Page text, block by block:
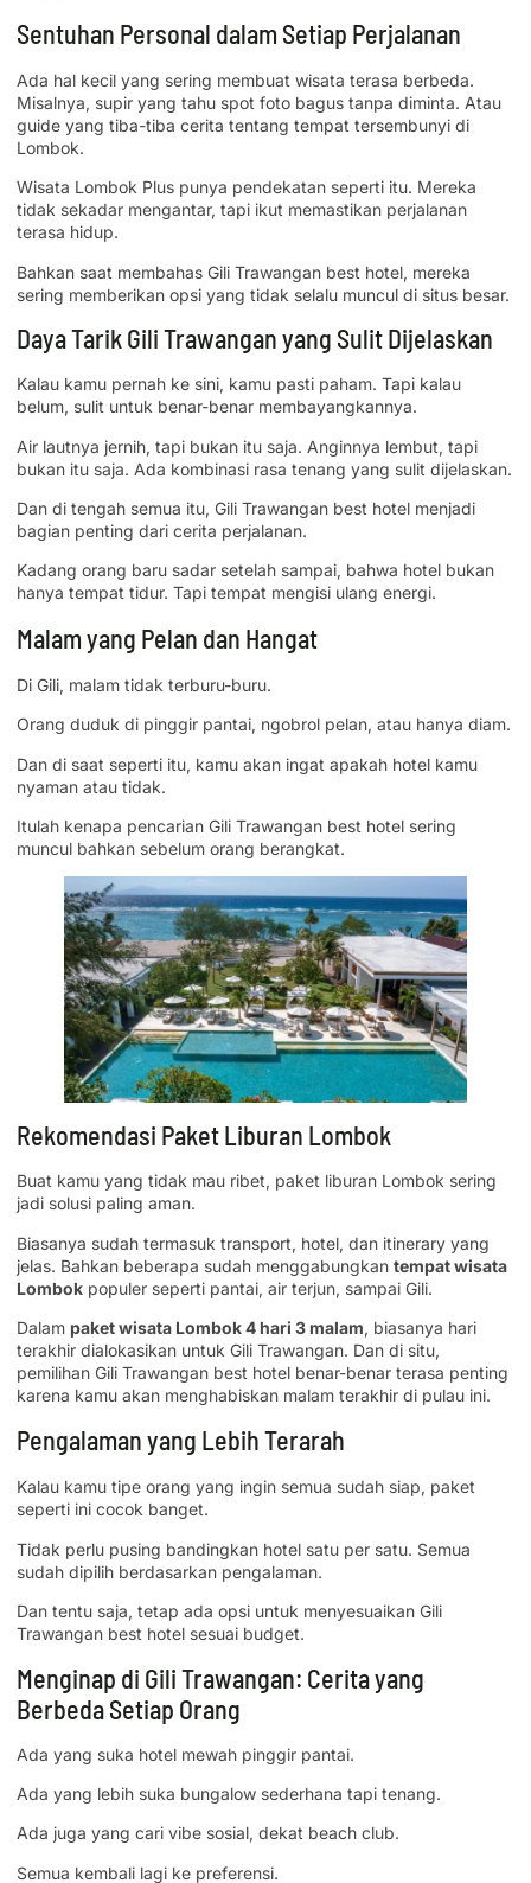
Sentuhan Personal dalam Setiap Perjalanan
Ada hal kecil yang sering membuat wisata terasa berbeda.
Misalnya, supir yang tahu spot foto bagus tanpa diminta. Atau
guide yang tiba-tiba cerita tentang tempat tersembunyi di
Lombok.
Wisata Lombok Plus punya pendekatan seperti itu. Mereka
tidak sekadar mengantar, tapi ikut memastikan perjalanan
terasa hidup.
Bahkan saat membahas Gili Trawangan best hotel, mereka
sering memberikan opsi yang tidak selalu muncul di situs besar.
Daya Tarik Gili Trawangan yang Sulit Dijelaskan
Kalau kamu pernah ke sini, kamu pasti paham. Tapi kalau
belum, sulit untuk benar-benar membayangkannya.
Air lautnya jernih, tapi bukan itu saja. Anginnya lembut, tapi
bukan itu saja. Ada kombinasi rasa tenang yang sulit dijelaskan.
Dan di tengah semua itu, Gili Trawangan best hotel menjadi
bagian penting dari cerita perjalanan.
Kadang orang baru sadar setelah sampai, bahwa hotel bukan
hanya tempat tidur. Tapi tempat mengisi ulang energi.
Malam yang Pelan dan Hangat
Di Gili, malam tidak terburu-buru.
Orang duduk di pinggir pantai, ngobrol pelan, atau hanya diam.
Dan di saat seperti itu, kamu akan ingat apakah hotel kamu
nyaman atau tidak.
Itulah kenapa pencarian Gili Trawangan best hotel sering
muncul bahkan sebelum orang berangkat.
Rekomendasi Paket Liburan Lombok
Buat kamu yang tidak mau ribet, paket liburan Lombok sering
jadi solusi paling aman.
Biasanya sudah termasuk transport, hotel, dan itinerary yang
jelas. Bahkan beberapa sudah menggabungkan tempat wisata
Lombok populer seperti pantai, air terjun, sampai Gili.
Dalam paket wisata Lombok 4 hari 3 malam, biasanya hari
terakhir dialokasikan untuk Gili Trawangan. Dan di situ,
pemilihan Gili Trawangan best hotel benar-benar terasa penting
karena kamu akan menghabiskan malam terakhir di pulau ini.
Pengalaman yang Lebih Terarah
Kalau kamu tipe orang yang ingin semua sudah siap, paket
seperti ini cocok banget.
Tidak perlu pusing bandingkan hotel satu per satu. Semua
sudah dipilih berdasarkan pengalaman.
Dan tentu saja, tetap ada opsi untuk menyesuaikan Gili
Trawangan best hotel sesuai budget.
Menginap di Gili Trawangan: Cerita yang
Berbeda Setiap Orang
Ada yang suka hotel mewah pinggir pantai.
Ada yang lebih suka bungalow sederhana tapi tenang.
Ada juga yang cari vibe sosial, dekat beach club.
Semua kembali lagi ke preferensi.